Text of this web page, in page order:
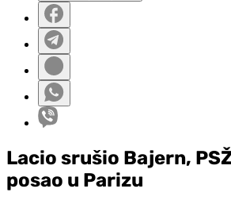
Lacio srušio Bajern,
posao u Parizu